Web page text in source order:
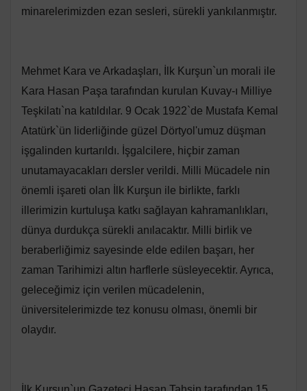
minarelerimizden ezan sesleri, sürekli yankılanmıştır.
Mehmet Kara ve Arkadaşları, İlk Kurşun`un morali ile
Kara Hasan Paşa tarafından kurulan Kuvay-ı Milliye
Teşkilatı`na katıldılar. 9 Ocak 1922`de Mustafa Kemal
Atatürk`ün liderliğinde güzel Dörtyol'umuz düşman
işgalinden kurtarıldı. İşgalcilere, hiçbir zaman
unutamayacakları dersler verildi. Milli Mücadele nin
önemli işareti olan İlk Kurşun ile birlikte, farklı
illerimizin kurtuluşa katkı sağlayan kahramanlıkları,
dünya durdukça sürekli anılacaktır. Milli birlik ve
beraberliğimiz sayesinde elde edilen başarı, her
zaman Tarihimizi altın harflerle süsleyecektir. Ayrıca,
geleceğimiz için verilen mücadelenin,
üniversitelerimizde tez konusu olması, önemli bir
olaydır.